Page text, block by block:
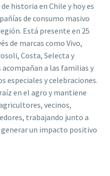
historia en Chile y hoy es
de consumo masivo
Está presente en 25
de marcas como Vivo,
Costa, Selecta y
a las familias y
especiales y celebraciones.
en el agro y mantiene
vecinos,
trabajando junto a
un impacto positivo